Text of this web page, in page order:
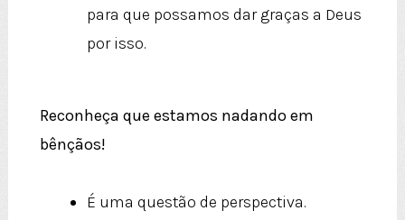
para que possamos dar graças a Deus
por isso.
Reconheça que estamos nadando em
bênçãos!
É uma questão de perspectiva.